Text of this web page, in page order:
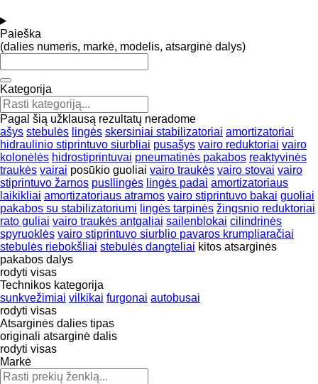
Paieška
(dalies numeris, markė, modelis, atsarginė dalys)
Kategorija
Pagal šią užklausą rezultatų neradome
ašys stebulės lingės skersiniai stabilizatoriai amortizatoriai
hidraulinio stiprintuvo siurbliai pusašys vairo reduktoriai vairo
kolonėlės hidrostiprintuvai pneumatinės pakabos reaktyvinės
traukės vairai posūkio guoliai vairo traukės vairo stovai vairo
stiprintuvo žarnos pusllingės lingės padai amortizatoriaus
laikikliai amortizatoriaus atramos vairo stiprintuvo bakai guoliai
pakabos su stabilizatoriumi lingės tarpinės žingsnio reduktoriai
rato guliai vairo traukės antgaliai sailenblokai cilindrinės
spyruoklės vairo stiprintuvo siurblio pavaros krumpliaračiai
stebulės riebokšliai stebulės dangteliai kitos atsarginės
pakabos dalys
rodyti visas
Technikos kategorija
sunkvežimiai vilkikai furgonai autobusai
rodyti visas
Atsarginės dalies tipas
originali atsarginė dalis
rodyti visas
Markė